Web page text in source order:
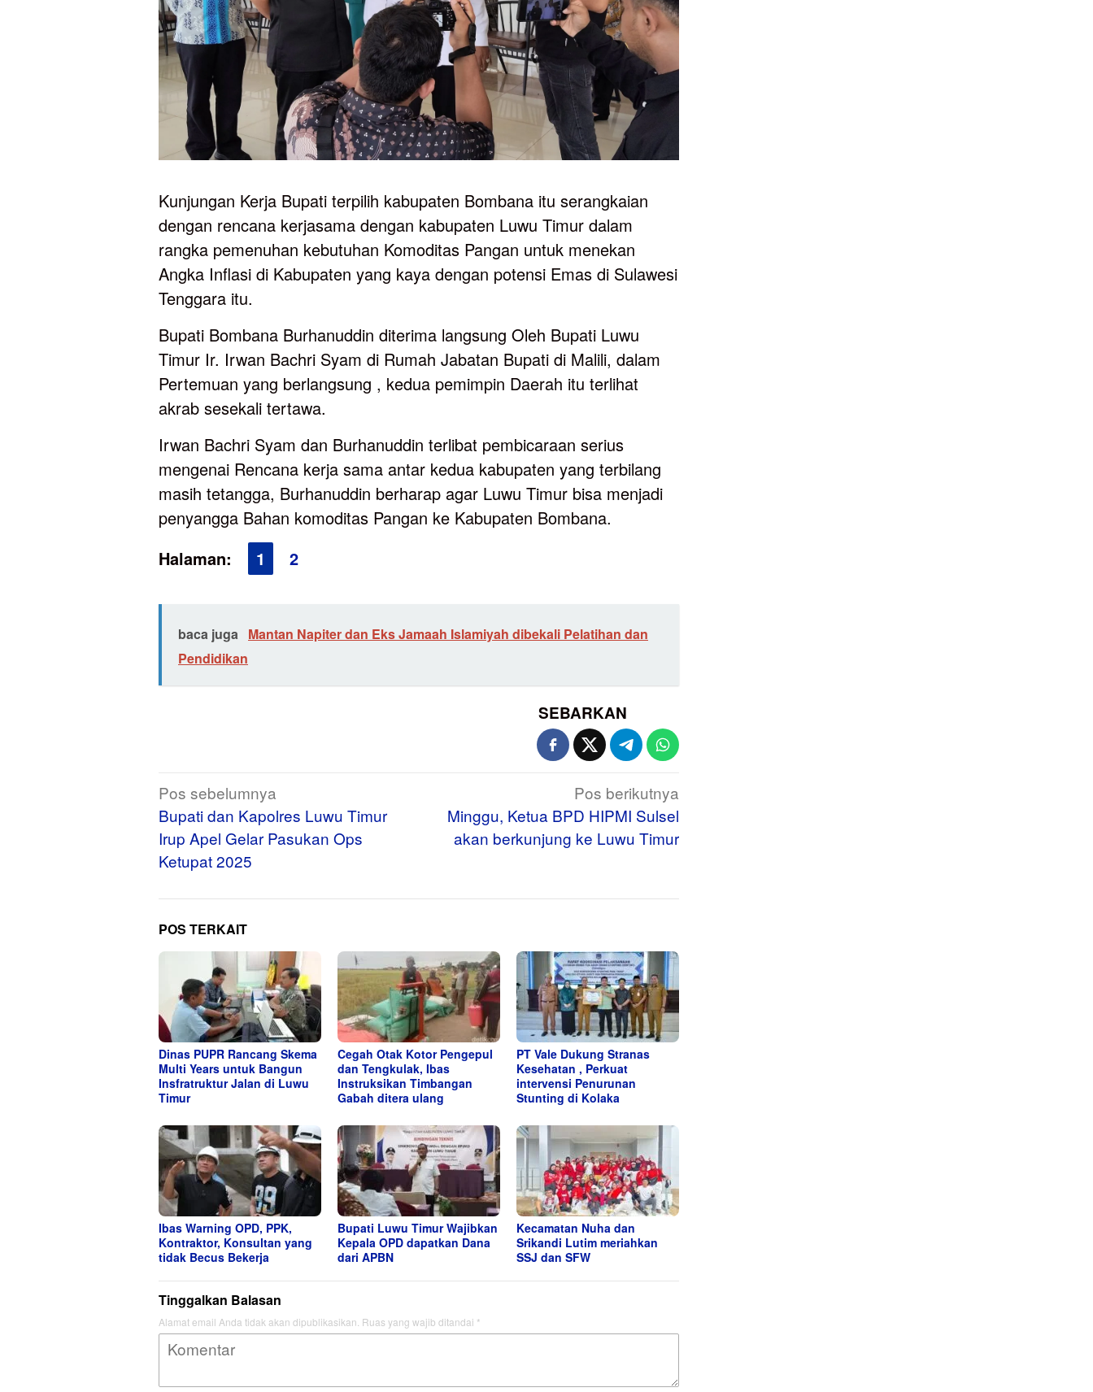
Kunjungan Kerja Bupati terpilih kabupaten Bombana itu serangkaian
dengan rencana kerjasama dengan kabupaten Luwu Timur dalam
rangka pemenuhan kebutuhan Komoditas Pangan untuk menekan
Angka Inflasi di Kabupaten yang kaya dengan potensi Emas di Sulawesi
Tenggara itu.
Bupati Bombana Burhanuddin diterima langsung Oleh Bupati Luwu
Timur Ir. Irwan Bachri Syam di Rumah Jabatan Bupati di Malili, dalam
Pertemuan yang berlangsung , kedua pemimpin Daerah itu terlihat
akrab sesekali tertawa.
Irwan Bachri Syam dan Burhanuddin terlibat pembicaraan serius
mengenai Rencana kerja sama antar kedua kabupaten yang terbilang
masih tetangga, Burhanuddin berharap agar Luwu Timur bisa menjadi
penyangga Bahan komoditas Pangan ke Kabupaten Bombana.
Halaman:
1 2
baca juga Mantan Napiter dan Eks Jamaah Islamiyah dibekali Pelatihan dan
Pendidikan
SEBARKAN
Navigasi
pos
Pos sebelumnya
Bupati dan Kapolres Luwu Timur
Irup Apel Gelar Pasukan Ops
Ketupat 2025
Pos berikutnya
Minggu, Ketua BPD HIPMI Sulsel
akan berkunjung ke Luwu Timur
POS TERKAIT
Dinas PUPR Rancang Skema
Multi Years untuk Bangun
Insfratruktur Jalan di Luwu
Timur
Cegah Otak Kotor Pengepul
dan Tengkulak, Ibas
Instruksikan Timbangan
Gabah ditera ulang
PT Vale Dukung Stranas
Kesehatan , Perkuat
intervensi Penurunan
Stunting di Kolaka
Ibas Warning OPD, PPK,
Kontraktor, Konsultan yang
tidak Becus Bekerja
Bupati Luwu Timur Wajibkan
Kepala OPD dapatkan Dana
dari APBN
Kecamatan Nuha dan
Srikandi Lutim meriahkan
SSJ dan SFW
Tinggalkan Balasan
Alamat email Anda tidak akan dipublikasikan. Ruas yang wajib ditandai *